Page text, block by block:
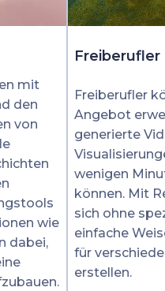
mit
den
von
wie
dabei,
Freiberufler
Freiberufler
Angebot
generierte
wenigen
können. Mit
sich ohne
einfache
für
erstellen.